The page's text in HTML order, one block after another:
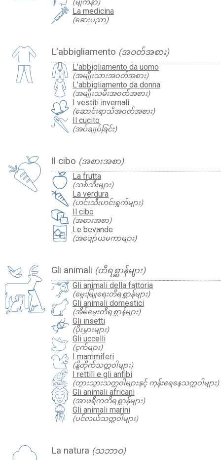
(မျက်နှာ)
La medicina
(ဆေးပညာ)
L'abbigliamento (အဝတ်အစား)
L'abbigliamento da uomo
(အမျိုးသားအဝတ်အစား)
L'abbigliamento da donna
(အမျိုးသမီးအဝတ်အစား)
I vestiti invernali
(ဆောင်းရာသီအဝတ်အစား)
Il cucito
(အပ်ချုပ်ခြင်း)
Il cibo (အစားအစာ)
La frutta
(သစ်သီးများ)
La verdura
(ဟင်းသီးဟင်းရွက်များ)
Il cibo
(အစားအစာ)
Le bevande
(အဖျော်ယမကာများ)
Gli animali (တိရစ္ဆာန်များ)
Gli animali della fattoria
(မွေးမြူရေးတိရစ္ဆာန်များ)
Gli animali domestici
(အိမ်မွေးတိရစ္ဆာန်များ)
Gli insetti
(ပိုးမွှားများ)
Gli uccelli
(ငှက်များ)
I mammiferi
(နို့တိုက်သတ္တဝါများ)
I rettili e gli anfibi
(တွားသွားသတ္တဝါများနှင့် ကုန်းရေနေသတ္တဝါများ)
Gli animali africani
(အာဖရိကတိရစ္ဆာန်များ)
Gli animali marini
(ပင်လယ်သတ္တဝါများ)
La natura (သဘာဝ)